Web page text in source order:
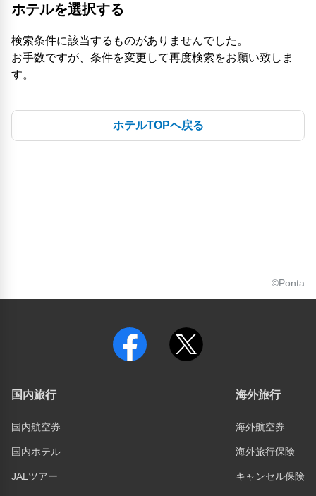
ホテルを選択する
検索条件に該当するものがありませんでした。
お手数ですが、条件を変更して再度検索をお願い致しま
す。
ホテルTOPへ戻る
©Ponta
国内旅行
国内航空券
国内ホテル
JALツアー
海外旅行
海外航空券
海外旅行保険
キャンセル保険